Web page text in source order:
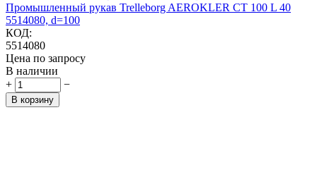
Промышленный рукав Trelleborg AEROKLER CT 100 L 40
5514080, d=100
КОД:
5514080
Цена по запросу
В наличии
+
−
В корзину